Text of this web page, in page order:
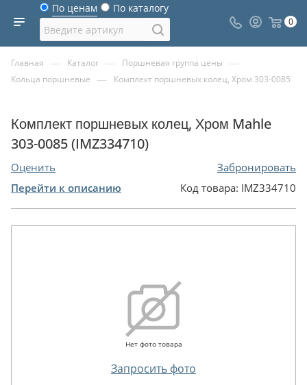
По ценам По каталогу
0
Главная — Каталог — Поршневая группа цены —
Кольца поршневые — Комплект поршневых колец, Хром 303-0085
Комплект поршневых колец, Хром Mahle
303-0085 (IMZ334710)
Оценить
Забронировать
Перейти к описанию
Код товара: IMZ334710
Нет фото товара
Запросить фото